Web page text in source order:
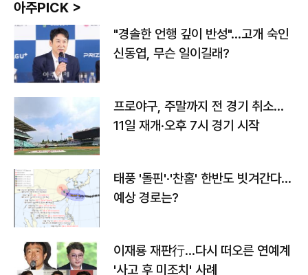
아주PICK >
"경솔한 언행 깊이 반성"…고개 숙인
신동엽, 무슨 일이길래?
프로야구, 주말까지 전 경기 취소…
11일 재개·오후 7시 경기 시작
태풍 '돌핀'·'찬홈' 한반도 빗겨간다…
예상 경로는?
이재룡 재판行…다시 떠오른 연예계
'사고 후 미조치' 사례